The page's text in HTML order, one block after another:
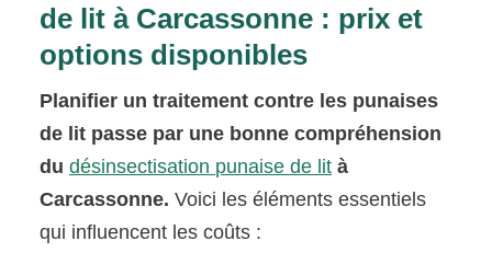
de lit à Carcassonne : prix et
options disponibles
Planifier un traitement contre les punaises
de lit passe par une bonne compréhension
dudésinsectisation punaise de lit à
Carcassonne. Voici les éléments essentiels
qui influencent les coûts :